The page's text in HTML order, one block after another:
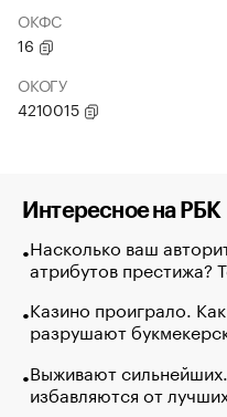
ОКФС
16
ОКОГУ
4210015
Интересное на РБК
Насколько ваш
атрибутов престижа?
Казино проиграло.
разрушают
Выживают
избавляются от